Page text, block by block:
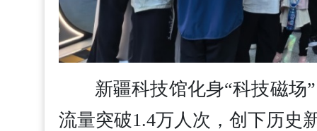
新疆科技馆化身“科技磁场
流量突破1.4万人次，创下历史